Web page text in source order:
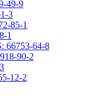
49-9
3
85-1
1
66753-64-8
90-2
12-2